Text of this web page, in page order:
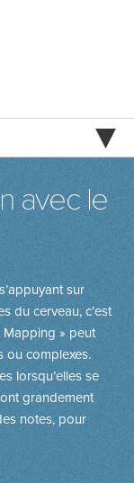
avec le
sur
du cerveau, c’est
Mapping » peut
ou complexes.
lorsqu’elles se
grandement
notes, pour